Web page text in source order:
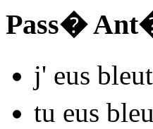
Pass�
j' eus bleut
tu eus